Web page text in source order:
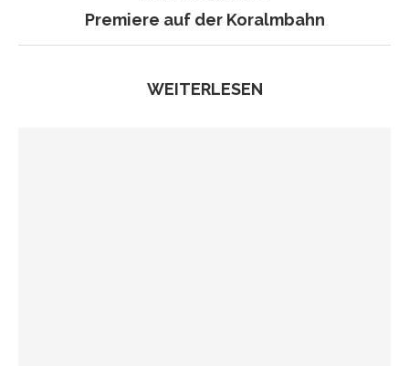
Premiere auf der Koralmbahn
WEITERLESEN